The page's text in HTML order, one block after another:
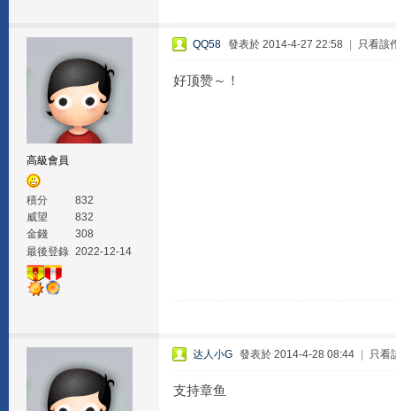
高級會員
積分
832
威望
832
金錢
308
最後登錄 2022-12-14
QQ58 發表於 2014-4-27 22:58 只看該
好顶赞～！
达人小G 發表於 2014-4-28 08:44 只看
支持章鱼